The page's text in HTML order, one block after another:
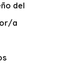
del
a